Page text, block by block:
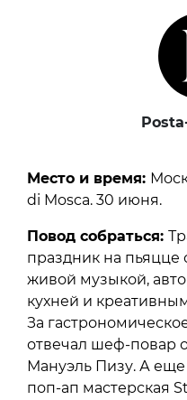
Место и время:
di Mosca. 30 июня.
Повод собраться:
праздник на пьяцце
живой музыкой,
кухней и
За
отвечал шеф-повар
Мануэль Пизу. А еще
поп-ап мастерская